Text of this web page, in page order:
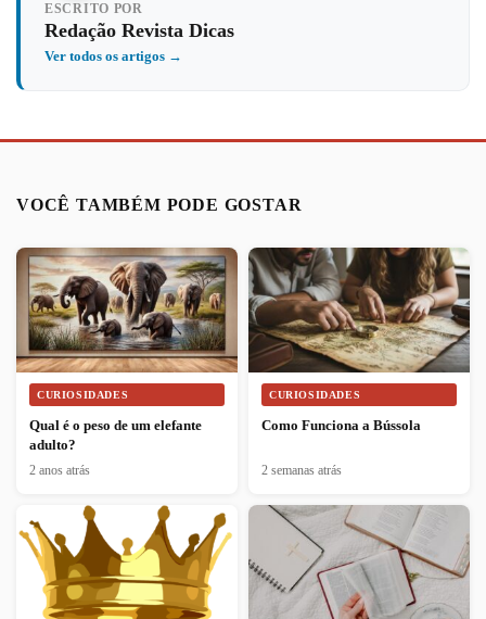
ESCRITO POR
Redação Revista Dicas
Ver todos os artigos →
VOCÊ TAMBÉM PODE GOSTAR
CURIOSIDADES
Qual é o peso de um elefante
adulto?
2 anos atrás
CURIOSIDADES
Como Funciona a Bússola
2 semanas atrás